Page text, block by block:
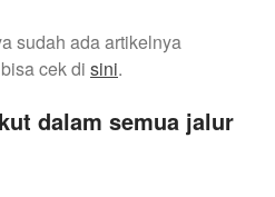
sudah ada artikelnya
cek di sini.
dalam semua jalur